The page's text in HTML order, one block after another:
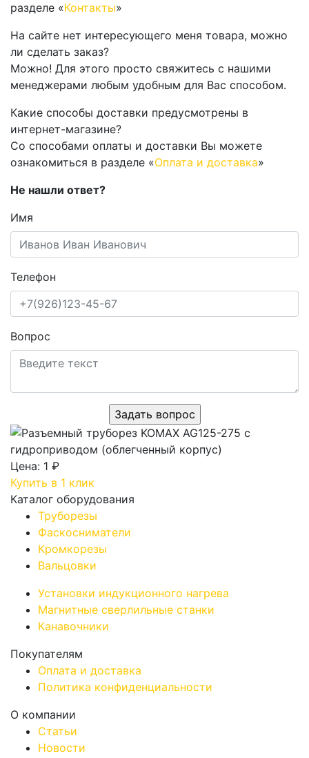
разделе «Контакты»
На сайте нет интересующего меня товара, можно
ли сделать заказ?
Можно! Для этого просто свяжитесь с нашими
менеджерами любым удобным для Вас способом.
Какие способы доставки предусмотрены в
интернет-магазине?
Со способами оплаты и доставки Вы можете
ознакомиться в разделе «Оплата и доставка»
Не нашли ответ?
Имя
Телефон
Вопрос
Цена: 1 ₽
Купить в 1 клик
Каталог оборудования
Труборезы
Фаскосниматели
Кромкорезы
Вальцовки
Установки индукционного нагрева
Магнитные сверлильные станки
Канавочники
Покупателям
Оплата и доставка
Политика конфиденциальности
О компании
Статьи
Новости